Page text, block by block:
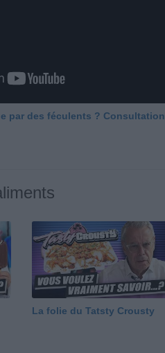
par des féculents ? Consultation
La folie du Tatsty Crousty